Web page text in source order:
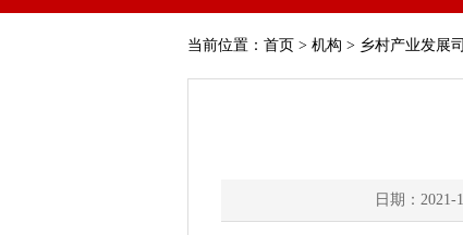
当前位置： 首页 > 机构 > 乡村产业发展司
日期：2021-